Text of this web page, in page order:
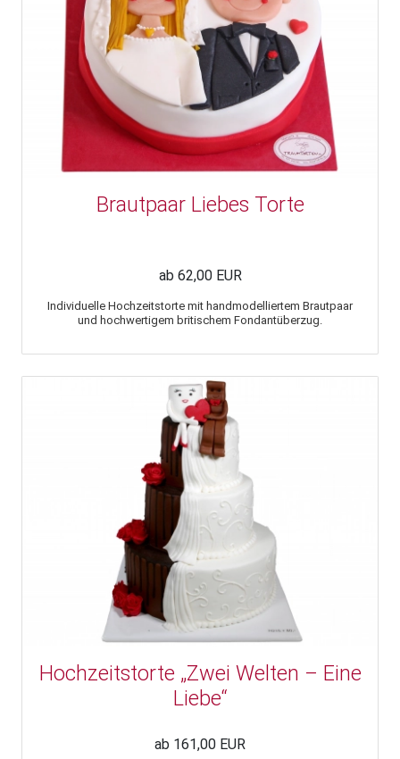
Brautpaar Liebes Torte
ab 62,00 EUR
Individuelle Hochzeitstorte mit handmodelliertem Brautpaar
und hochwertigem britischem Fondantüberzug.
Hochzeitstorte „Zwei Welten – Eine
Liebe“
ab 161,00 EUR